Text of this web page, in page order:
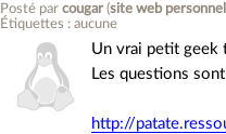
Posté parcougar (site web personnel
Étiquettes : aucune
Un vrai petit geek
Les questions
http://